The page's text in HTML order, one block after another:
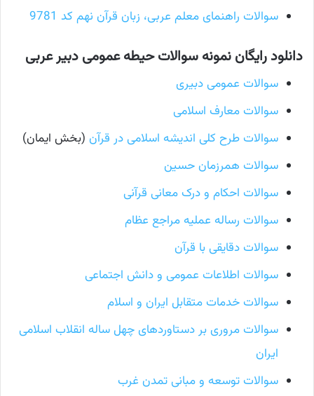
سوالات راهنمای معلم عربی، زبان قرآن نهم کد 9781
دانلود رایگان نمونه سوالات حیطه عمومی دبیر عربی
سوالات عمومی دبیری
سوالات معارف اسلامی
سوالات طرح کلی اندیشه اسلامی در قرآن (بخش ایمان)
سوالات همرزمان حسین
سوالات احکام و درک معانی قرآنی
سوالات رساله عملیه مراجع عظام
سوالات دقایقی با قرآن
سوالات اطلاعات عمومی و دانش اجتماعی
سوالات خدمات متقابل ایران و اسلام
سوالات مروری بر دستاوردهای چهل ساله انقلاب اسلامی
ایران
سوالات توسعه و مبانی تمدن غرب